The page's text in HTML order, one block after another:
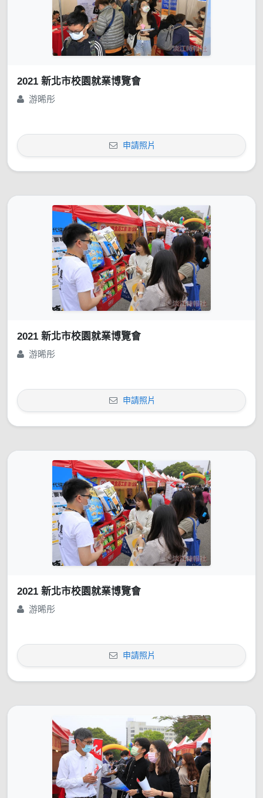
2021 新北市校園就業博覽會
游晞彤
申請照片
2021 新北市校園就業博覽會
游晞彤
申請照片
2021 新北市校園就業博覽會
游晞彤
申請照片